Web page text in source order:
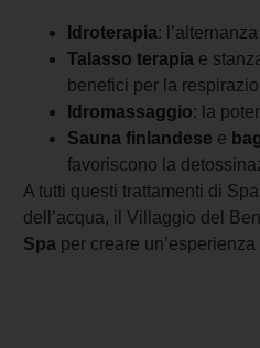
Idroterapia:
Talasso terapia e
benefici per la
Idromassaggio: la
Sauna finlandese e
favoriscono la
A tutti questi trattamenti di
dell’acqua, il Villaggio del
Spa per creare